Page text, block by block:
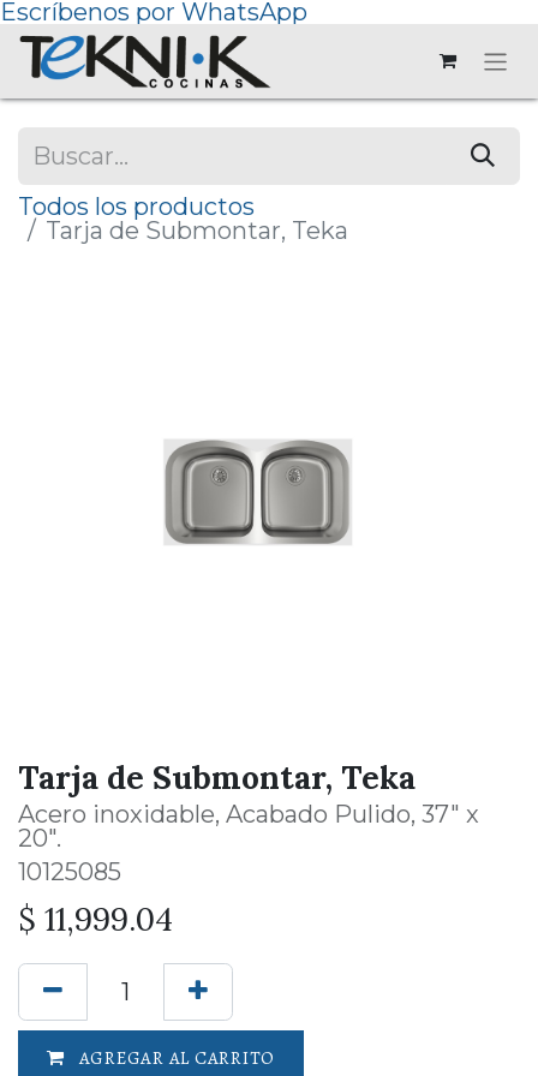
Escríbenos por WhatsApp
Todos los productos
Tarja de Submontar, Teka
Tarja de Submontar, Teka
Acero inoxidable, Acabado Pulido, 37" x
20".
10125085
$ 11,999.04
AGREGAR AL CARRITO